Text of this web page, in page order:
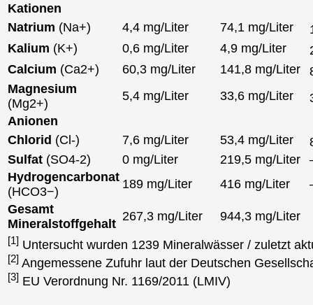
Kationen
Natrium (Na+) 4,4 mg/Liter 74,1 mg/Liter
Kalium (K+) 0,6 mg/Liter 4,9 mg/Liter
Calcium (Ca2+) 60,3 mg/Liter 141,8 mg/Liter
Magnesium
(Mg2+)
5,4 mg/Liter 33,6 mg/Liter
Anionen
Chlorid (Cl-) 7,6 mg/Liter 53,4 mg/Liter
Sulfat (SO4-2) 0 mg/Liter 219,5 mg/Liter
Hydrogencarbonat
(HCO3−)
189 mg/Liter 416 mg/Liter
Gesamt
Mineralstoffgehalt
267,3 mg/Liter 944,3 mg/Liter
[1] Untersucht wurden 1239 Mineralwässer / zuletzt
[2] Angemessene Zufuhr laut der Deutschen
[3] EU Verordnung Nr. 1169/2011 (LMIV)